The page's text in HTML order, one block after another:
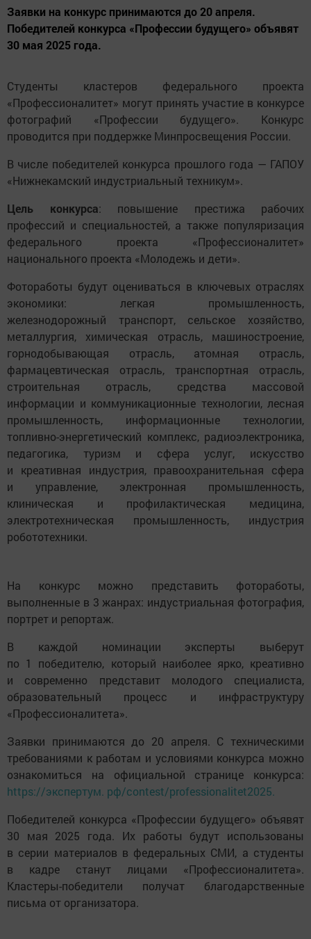
Заявки на конкурс принимаются до 20 апреля.
Победителей конкурса «Профессии будущего» объявят
30 мая 2025 года.
Студенты кластеров федерального проекта
«Профессионалитет» могут принять участие в конкурсе
фотографий «Профессии будущего». Конкурс
проводится при поддержке Минпросвещения России.
В числе победителей конкурса прошлого года — ГАПОУ
«Нижнекамский индустриальный техникум».
Цель конкурса: повышение престижа рабочих
профессий и специальностей, а также популяризация
федерального проекта «Профессионалитет»
национального проекта «Молодежь и дети».
Фотоработы будут оцениваться в ключевых отраслях
экономики: легкая промышленность,
железнодорожный транспорт, сельское хозяйство,
металлургия, химическая отрасль, машиностроение,
горнодобывающая отрасль, атомная отрасль,
фармацевтическая отрасль, транспортная отрасль,
строительная отрасль, средства массовой
информации и коммуникационные технологии, лесная
промышленность, информационные технологии,
топливно-энергетический комплекс, радиоэлектроника,
педагогика, туризм и сфера услуг, искусство
и креативная индустрия, правоохранительная сфера
и управление, электронная промышленность,
клиническая и профилактическая медицина,
электротехническая промышленность, индустрия
робототехники.
На конкурс можно представить фотоработы,
выполненные в 3 жанрах: индустриальная фотография,
портрет и репортаж.
В каждой номинации эксперты выберут
по 1 победителю, который наиболее ярко, креативно
и современно представит молодого специалиста,
образовательный процесс и инфраструктуру
«Профессионалитета».
Заявки принимаются до 20 апреля. С техническими
требованиями к работам и условиями конкурса можно
ознакомиться на официальной странице конкурса:
https://экспертум. рф/contest/professionalitet2025.
Победителей конкурса «Профессии будущего» объявят
30 мая 2025 года. Их работы будут использованы
в серии материалов в федеральных СМИ, а студенты
в кадре станут лицами «Профессионалитета».
Кластеры-победители получат благодарственные
письма от организатора.